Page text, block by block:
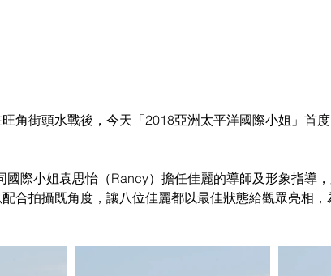
角街頭水戰後，今天「2018亞洲太平洋國際小姐」首
國際小姐袁思怡（Rancy）擔任佳麗的導師及形象指導
合拍攝既角度，讓八位佳麗都以最佳狀態給觀眾亮相